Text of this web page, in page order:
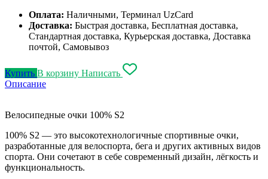
Оплата: Наличными, Терминал UzCard
Доставка: Быстрая доставка, Бесплатная доставка,
Стандартная доставка, Курьерская доставка, Доставка
почтой, Самовывоз
Купить В корзину Написать
Описание
Велосипедные очки 100% S2
100% S2 — это высокотехнологичные спортивные очки,
разработанные для велоспорта, бега и других активных видов
спорта. Они сочетают в себе современный дизайн, лёгкость и
функциональность.